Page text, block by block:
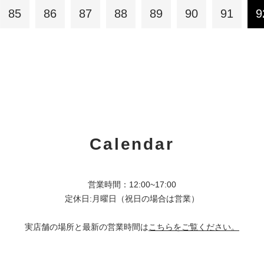
85 86 87 88 89 90 91
Calendar
営業時間：12:00~17:00
定休日:月曜日（祝日の場合は営業）
実店舗の場所と最新の営業時間はこちらをご覧ください。